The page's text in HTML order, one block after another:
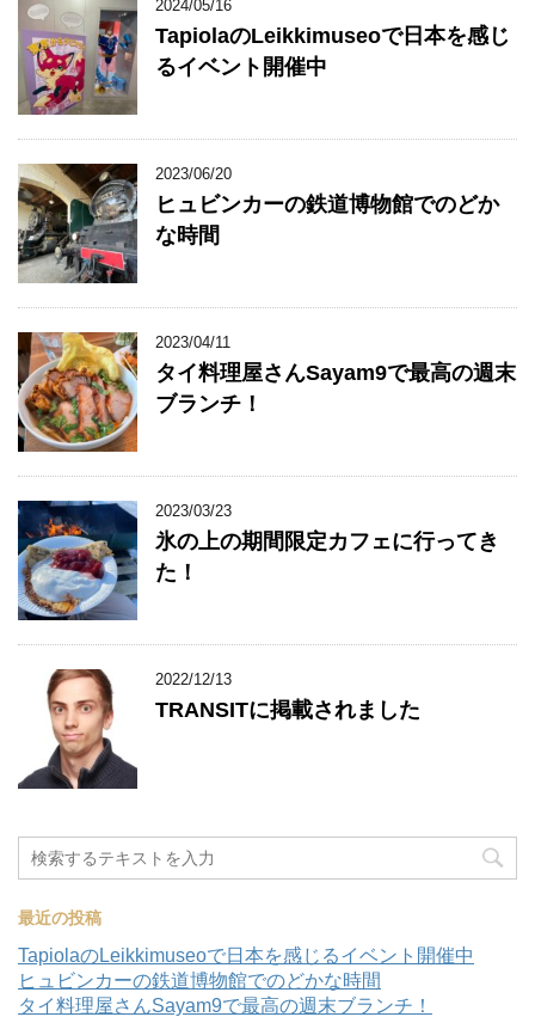
2024/05/16
TapiolaのLeikkimuseoで日本を感じ
るイベント開催中
2023/06/20
ヒュビンカーの鉄道博物館でのどか
な時間
2023/04/11
タイ料理屋さんSayam9で最高の週末
ブランチ！
2023/03/23
氷の上の期間限定カフェに行ってき
た！
2022/12/13
TRANSITに掲載されました
最近の投稿
TapiolaのLeikkimuseoで日本を感じるイベント開催中
ヒュビンカーの鉄道博物館でのどかな時間
タイ料理屋さんSayam9で最高の週末ブランチ！